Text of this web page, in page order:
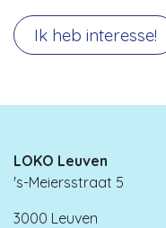
Ik heb interesse!
LOKO Leuven
's-Meiersstraat 5
3000 Leuven